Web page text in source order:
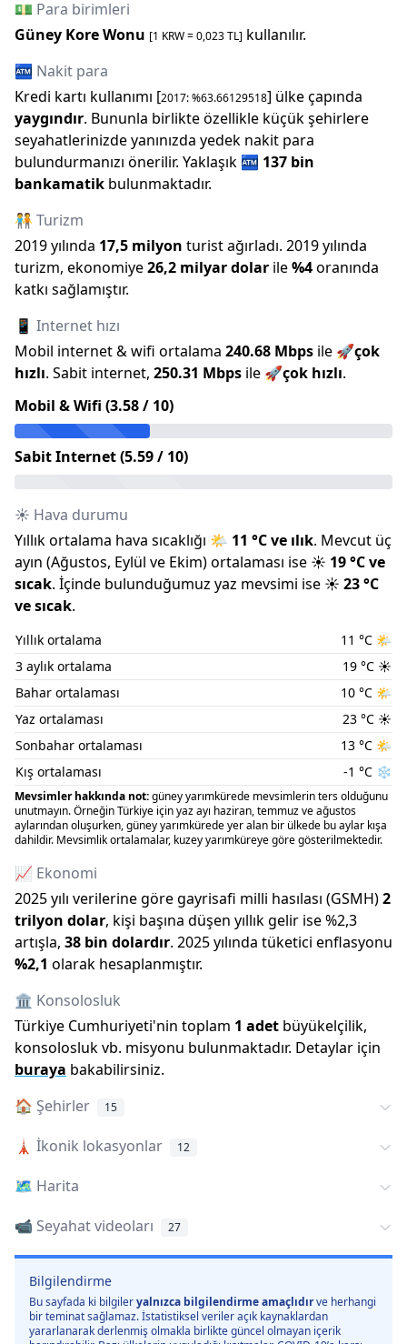
💵 Para birimleri
Güney Kore Wonu [1 KRW=0,023TL] kullanılır.
🏧 Nakit para
Kredi kartı kullanımı [2017: %63.66129518] ülke çapında
yaygındır. Bununla birlikte özellikle küçük şehirlere
seyahatlerinizde yanınızda yedek nakit para
bulundurmanızı önerilir. Yaklaşık 🏧 137 bin
bankamatik bulunmaktadır.
🧑‍🤝‍🧑 Turizm
2019yılında 17,5 milyon turist ağırladı. 2019yılında
turizm, ekonomiye26,2 milyardolar ile%4oranında
katkı sağlamıştır.
📱 Internet hızı
Mobil internet & wifi ortalama 240.68 Mbps ile 🚀çok
hızlı. Sabit internet, 250.31 Mbps ile 🚀çok hızlı.
Mobil & Wifi (3.58/ 10)
Sabit Internet (5.59/ 10)
☀️ Hava durumu
Yıllık ortalama hava sıcaklığı 🌤️ 11 °C ve ılık. Mevcut üç
ayın (Ağustos, Eylül ve Ekim) ortalaması ise ☀️ 19°C ve
sıcak. İçinde bulunduğumuz yaz mevsimi ise ☀️ 23°C
vesıcak.
Yıllık ortalama 11 °C 🌤️
3 aylık ortalama
19 °C ☀️
Bahar ortalaması
10 °C 🌤️
Yaz ortalaması
23 °C ☀️
Sonbahar ortalaması
13 °C 🌤️
Kış ortalaması
-1 °C ❄️
Mevsimler hakkında not:güney yarımkürede mevsimlerin ters olduğunu
unutmayın. Örneğin Türkiye için yaz ayı haziran, temmuz ve ağustos
aylarından oluşurken, güney yarımkürede yer alan bir ülkede bu aylar kışa
dahildir. Mevsimlik ortalamalar, kuzey yarımküreye göre gösterilmektedir.
📈 Ekonomi
2025yılı verilerine göre gayrisafi milli hasılası (GSMH)2
trilyon dolar, kişi başına düşen yıllık gelir ise %2,3
artışla, 38 bin dolardır. 2025yılında tüketici enflasyonu
%2,1 olarak hesaplanmıştır.
🏛️ Konsolosluk
Türkiye Cumhuriyeti'nin toplam 1 adet büyükelçilik,
konsolosluk vb. misyonu bulunmaktadır. Detaylar için
buraya bakabilirsiniz.
🏠 Şehirler 15
🗼 İkonik lokasyonlar 12
🗺️ Harita
📹 Seyahat videoları
27
Bilgilendirme
Bu sayfada ki bilgileryalnızca bilgilendirme amaçlıdırve herhangi
bir teminat sağlamaz. İstatistiksel veriler açık kaynaklardan
yararlanarak derlenmiş olmakla birlikte güncel olmayan içerik